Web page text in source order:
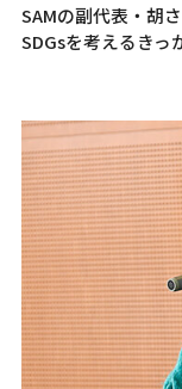
SAMの副代表・胡
SDGsを考えるきっ